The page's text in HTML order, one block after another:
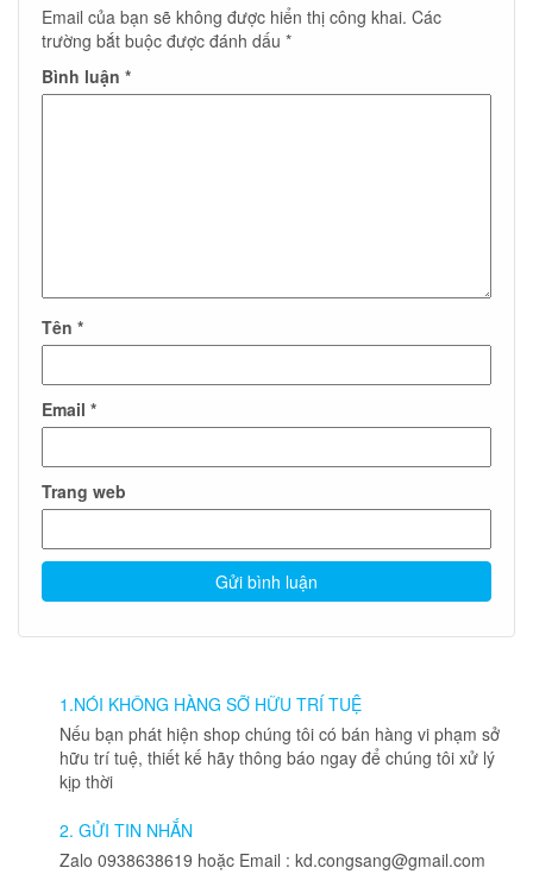
Email của bạn sẽ không được hiển thị công khai. Các
trường bắt buộc được đánh dấu *
Bình luận *
Tên *
Email *
Trang web
1.NÓI KHÔNG HÀNG SỠ HỮU TRÍ TUỆ
Nếu bạn phát hiện shop chúng tôi có bán hàng vi phạm sở
hữu trí tuệ, thiết kế hãy thông báo ngay để chúng tôi xử lý
kịp thời
2. GỬI TIN NHẮN
Zalo 0938638619 hoặc Email : kd.congsang@gmail.com